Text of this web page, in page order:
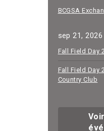
BCGSA
sep 21, 2026
Fall Field Day
Fall Field Day
Country Club